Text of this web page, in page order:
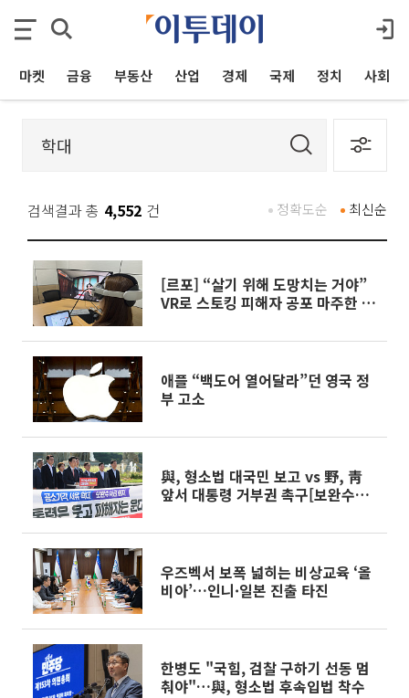
마켓 금융 부동산 산업 경제 국제 정치 사회
검색결과 총 4,552 건 최신순
정확도순
[르포] “살기 위해 도망치는 거야”
VR로 스토킹 피해자 공포 마주한 수
애플 “백도어 열어달라”던 영국 정
부 고소
與, 형소법 대국민 보고 vs 野, 靑
앞서 대통령 거부권 촉구[보완수사
우즈벡서 보폭 넓히는 비상교육 ‘올
비아’…인니·일본 진출 타진
한병도 "국힘, 검찰 구하기 선동 멈
춰야"…與, 형소법 후속입법 착수